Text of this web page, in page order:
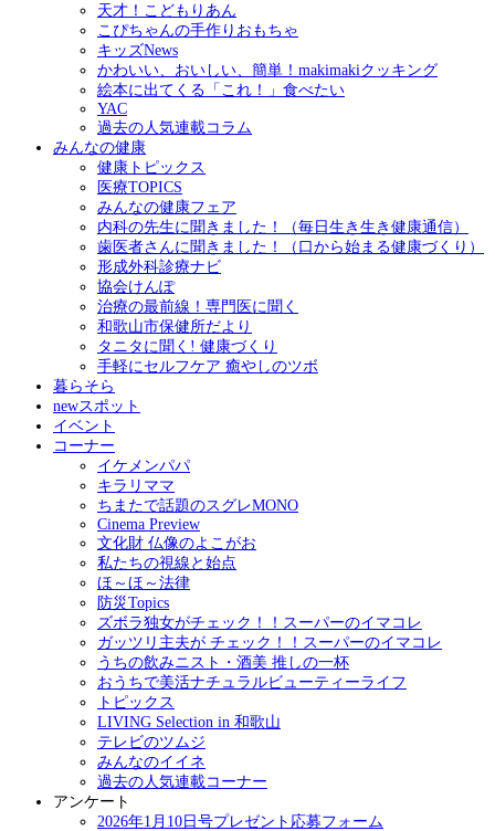
天才！こどもりあん
こぴちゃんの手作りおもちゃ
キッズNews
かわいい、おいしい、簡単！makimakiクッキング
絵本に出てくる「これ！」食べたい
YAC
過去の人気連載コラム
みんなの健康
健康トピックス
医療TOPICS
みんなの健康フェア
内科の先生に聞きました！（毎日生き生き健康通信）
歯医者さんに聞きました！（口から始まる健康づくり）
形成外科診療ナビ
協会けんぽ
治療の最前線！専門医に聞く
和歌山市保健所だより
タニタに聞く! 健康づくり
手軽にセルフケア 癒やしのツボ
暮らそら
newスポット
イベント
コーナー
イケメンパパ
キラリママ
ちまたで話題のスグレMONO
Cinema Preview
文化財 仏像のよこがお
私たちの視線と始点
ほ～ほ～法律
防災Topics
ズボラ独女がチェック！！スーパーのイマコレ
ガッツリ主夫が チェック！！スーパーのイマコレ
うちの飲みニスト・酒美 推しの一杯
おうちで美活ナチュラルビューティーライフ
トピックス
LIVING Selection in 和歌山
テレビのツムジ
みんなのイイネ
過去の人気連載コーナー
アンケート
2026年1月10日号プレゼント応募フォーム